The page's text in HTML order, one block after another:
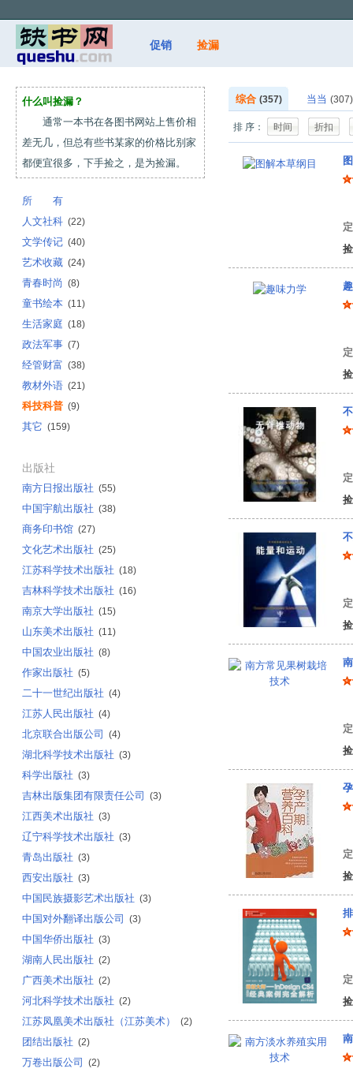
促销 捡漏
什么叫捡漏？
通常一本书在各图书网站上售价相
差无几，但总有些书某家的价格比别家
都便宜很多，下手捡之，是为捡漏。
所 有
人文社科 (22)
文学传记 (40)
艺术收藏 (24)
青春时尚 (8)
童书绘本 (11)
生活家庭 (18)
政法军事 (7)
经管财富 (38)
教材外语 (21)
科技科普 (9)
其它 (159)
出版社
南方日报出版社 (55)
中国宇航出版社 (38)
商务印书馆 (27)
文化艺术出版社 (25)
江苏科学技术出版社 (18)
吉林科学技术出版社 (16)
南京大学出版社 (15)
山东美术出版社 (11)
中国农业出版社 (8)
作家出版社 (5)
二十一世纪出版社 (4)
江苏人民出版社 (4)
北京联合出版公司 (4)
湖北科学技术出版社 (3)
科学出版社 (3)
吉林出版集团有限责任公司 (3)
江西美术出版社 (3)
辽宁科学技术出版社 (3)
青岛出版社 (3)
西安出版社 (3)
中国民族摄影艺术出版社 (3)
中国对外翻译出版公司 (3)
中国华侨出版社 (3)
湖南人民出版社 (2)
广西美术出版社 (2)
河北科学技术出版社 (2)
江苏凤凰美术出版社（江苏美术） (2)
团结出版社 (2)
万卷出版公司 (2)
综合 (357) 当当 (307)
排 序： 时间 折扣